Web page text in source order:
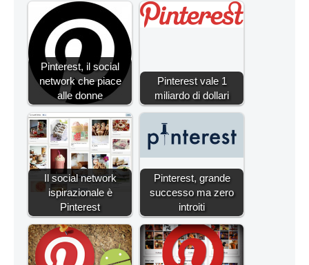
Pinterest, il social
network che piace
alle donne
Pinterest vale 1
miliardo di dollari
Il social network
ispirazionale è
Pinterest
Pinterest, grande
successo ma zero
introiti